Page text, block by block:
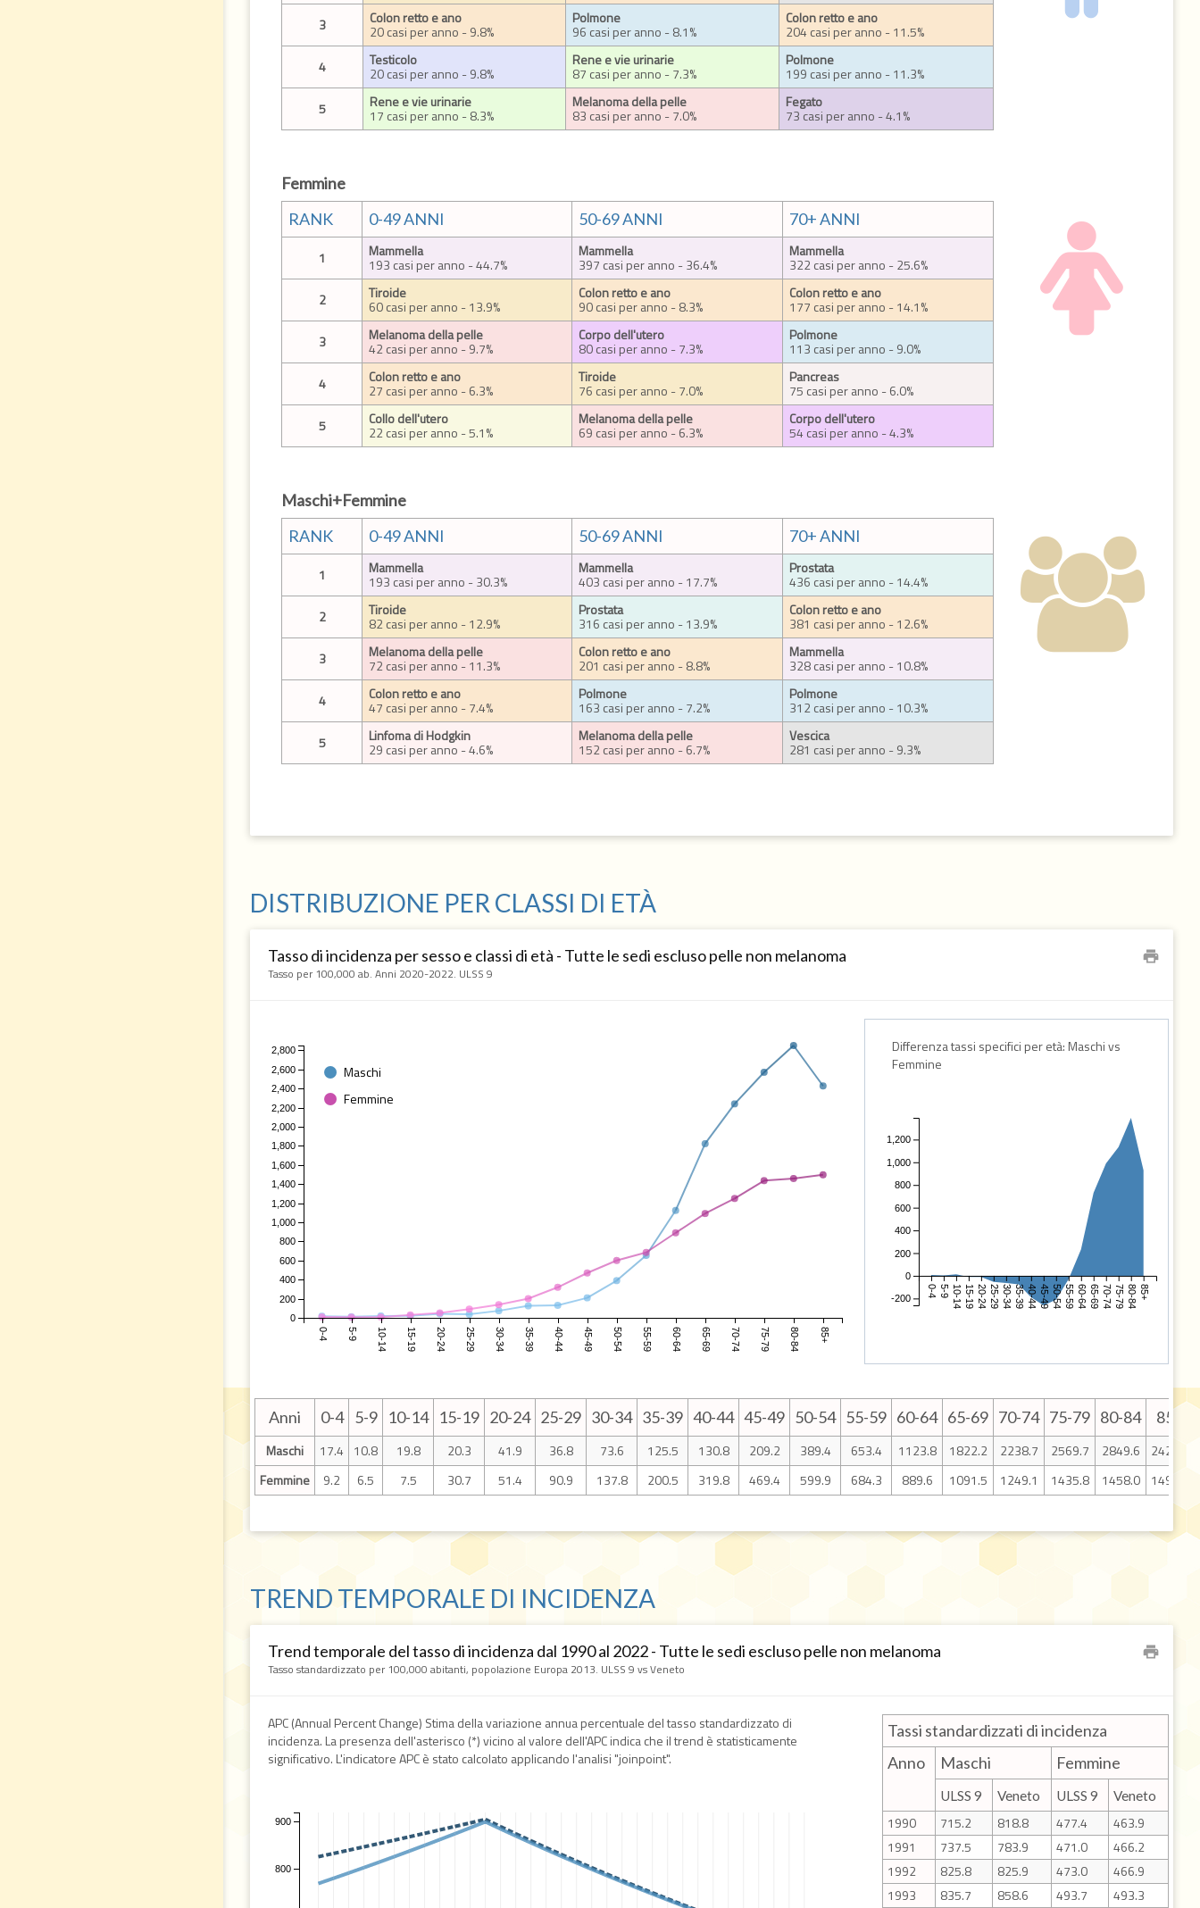
3
Colon retto e ano
20 casi per anno - 9.8%
Polmone
96 casi per anno - 8.1%
Colon retto e ano
204 casi per anno - 11.5%
4
Testicolo
20 casi per anno - 9.8%
Rene e vie urinarie
87 casi per anno - 7.3%
Polmone
199 casi per anno - 11.3%
5
Rene e vie urinarie
17 casi per anno - 8.3%
Melanoma della pelle
83 casi per anno - 7.0%
Fegato
73 casi per anno - 4.1%
Femmine
RANK
0-49 ANNI 50-69 ANNI 70+ ANNI
1 Mammella
193 casi per anno - 44.7%
Mammella
397 casi per anno - 36.4%
Mammella
322 casi per anno - 25.6%
2
Tiroide
60 casi per anno - 13.9%
Colon retto e ano
90 casi per anno - 8.3%
Colon retto e ano
177 casi per anno - 14.1%
3
Melanoma della pelle
42 casi per anno - 9.7%
Corpo dell'utero
80 casi per anno - 7.3%
Polmone
113 casi per anno - 9.0%
4
Colon retto e ano
27 casi per anno - 6.3%
Tiroide
76 casi per anno - 7.0%
Pancreas
75 casi per anno - 6.0%
5
Collo dell'utero
22 casi per anno - 5.1%
Melanoma della pelle
69 casi per anno - 6.3%
Corpo dell'utero
54 casi per anno - 4.3%
Maschi+Femmine
RANK
0-49 ANNI 50-69 ANNI 70+ ANNI
1 Mammella
193 casi per anno - 30.3%
Mammella
403 casi per anno - 17.7%
Prostata
436 casi per anno - 14.4%
2
Tiroide
82 casi per anno - 12.9%
Prostata
316 casi per anno - 13.9%
Colon retto e ano
381 casi per anno - 12.6%
3
Melanoma della pelle
72 casi per anno - 11.3%
Colon retto e ano
201 casi per anno - 8.8%
Mammella
328 casi per anno - 10.8%
4
Colon retto e ano
47 casi per anno - 7.4%
Polmone
163 casi per anno - 7.2%
Polmone
312 casi per anno - 10.3%
5
Linfoma di Hodgkin
29 casi per anno - 4.6%
Melanoma della pelle
152 casi per anno - 6.7%
Vescica
281 casi per anno - 9.3%
DISTRIBUZIONE PER CLASSI DI ETÀ
Tasso di incidenza per sesso e classi di età - Tutte le sedi escluso pelle non melanoma
Tasso per 100,000 ab. Anni 2020-2022. ULSS 9
print
Maschi
Femmine
0-4 5-9 10-14 15-19 20-24 25-29 30-34 35-39 40-44 45-49 50-54 55-59 60-64 65-69 70-74 75-79 80-84 85+
0
200
400
600
800
1,000
1,200
1,400
1,600
1,800
2,000
2,200
2,400
2,600
2,800
Differenza tassi specifici per età: Maschi vs
Femmine
0-4 5-9 10-14 15-19 20-24 25-29 30-34 35-3940-4445-4950-5455-59 60-64 65-69 70-74 75-79 80-84 85+
-200
0
200
400
600
800
1,000
1,200
Anni 0-4 5-9 10-14 15-19 20-24 25-29 30-34 35-39 40-44 45-49 50-54 55-59 60-64 65-69 70-74 75-79 80-84 85+
Maschi 17.4 10.8 19.8 20.3 41.9 36.8 73.6 125.5 130.8 209.2 389.4 653.4 1123.8 1822.2 2238.7 2569.7 2849.6
2426.7
Femmine
9.2 6.5 7.5 30.7 51.4 90.9 137.8 200.5 319.8 469.4 599.9 684.3 889.6 1091.5 1249.1 1435.8 1458.0 1496.7
TREND TEMPORALE DI INCIDENZA
Trend temporale del tasso di incidenza dal 1990 al 2022 - Tutte le sedi escluso pelle non melanoma
Tasso standardizzato per 100,000 abitanti, popolazione Europa 2013. ULSS 9 vs Veneto
print
APC (Annual Percent Change) Stima della variazione annua percentuale del tasso standardizzato di
incidenza. La presenza dell'asterisco (*) vicino al valore dell'APC indica che il trend è statisticamente
significativo. L'indicatore APC è stato calcolato applicando l'analisi "joinpoint".
800
900
APC: 0.8*
APC: 1.4*
Tassi standardizzati di incidenza
Anno
Maschi Femmine
ULSS 9 Veneto ULSS 9 Veneto
1990 715.2 818.8 477.4
463.9
1991
737.5 783.9 471.0
466.2
1992
825.8 825.9 473.0
466.9
1993
835.7 858.6 493.7 493.3